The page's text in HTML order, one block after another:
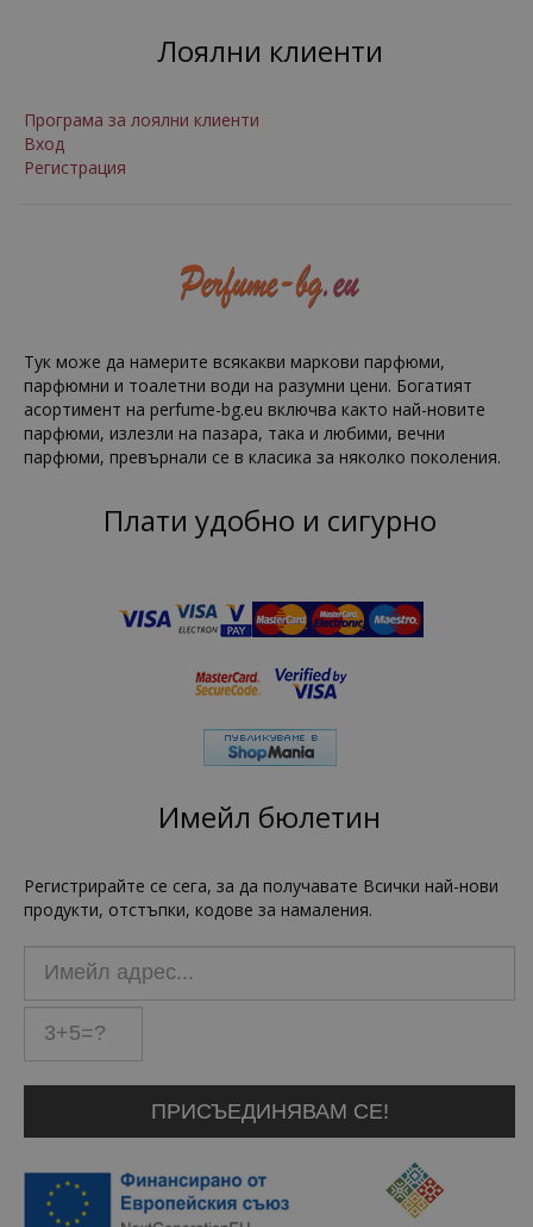
Лоялни клиенти
Програма за лоялни клиенти
Вход
Регистрация
Тук може да намерите всякакви маркови парфюми,
парфюмни и тоалетни води на разумни цени. Богатият
асортимент на perfume-bg.eu включва както най-новите
парфюми, излезли на пазара, така и любими, вечни
парфюми, превърнали се в класика за няколко поколения.
Плати удобно и сигурно
Имейл бюлетин
Регистрирайте се сега, за да получавате Всички най-нови
продукти, отстъпки, кодове за намаления.